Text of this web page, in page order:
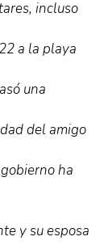
incluso
a la playa
una
del amigo
ha
y su esposa